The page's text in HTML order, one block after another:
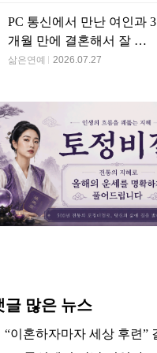
PC 통신에서 만난 여인과 3
개월 만에 결혼해서 잘 살
고 있는 배우
삶은연예 2026.07.27
글 많은 뉴스